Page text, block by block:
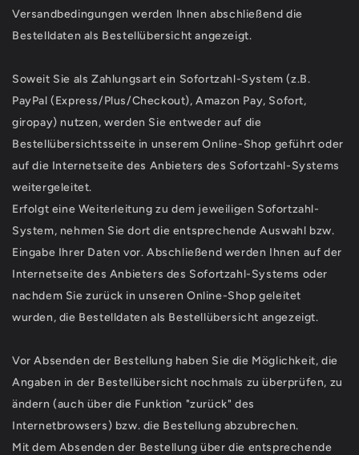
Versandbedingungen werden Ihnen abschließend die
Bestelldaten als Bestellübersicht angezeigt.
Soweit Sie als Zahlungsart ein Sofortzahl-System (z.B.
PayPal (Express/Plus/Checkout), Amazon Pay, Sofort,
giropay) nutzen, werden Sie entweder auf die
Bestellübersichtsseite in unserem Online-Shop geführt oder
auf die Internetseite des Anbieters des Sofortzahl-Systems
weitergeleitet.
Erfolgt eine Weiterleitung zu dem jeweiligen Sofortzahl-
System, nehmen Sie dort die entsprechende Auswahl bzw.
Eingabe Ihrer Daten vor. Abschließend werden Ihnen auf der
Internetseite des Anbieters des Sofortzahl-Systems oder
nachdem Sie zurück in unseren Online-Shop geleitet
wurden, die Bestelldaten als Bestellübersicht angezeigt.
Vor Absenden der Bestellung haben Sie die Möglichkeit, die
Angaben in der Bestellübersicht nochmals zu überprüfen, zu
ändern (auch über die Funktion "zurück" des
Internetbrowsers) bzw. die Bestellung abzubrechen.
Mit dem Absenden der Bestellung über die entsprechende